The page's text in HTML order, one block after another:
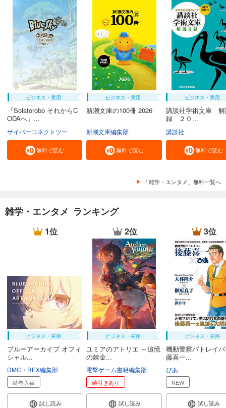
ビジネス・実用
『Solatorobo それからC
ODAへ』...
サイバーコネクトツー
無料で読む
ビジネス・実用
新潮文庫の100冊 2026
新潮文庫編集部
無料で読む
ビジネス・実用
講談社学術文庫 解
録 ２０...
講談社
無料で読む
「雑学・エンタメ」無料一覧へ
雑学・エンタメ ランキング
1位
ビジネス・実用
ブルーアーカイブ オフィ
シャル...
DMC・REX編集部
続巻入荷
試し読み
2位
ビジネス・実用
ユミアのアトリエ ～追憶
の錬金...
電撃ゲーム書籍編集部
値引きあり
試し読み
3位
ビジネス・実用
機動警察パトレイ
藤喜一...
ぴあ
NEW
試し読み